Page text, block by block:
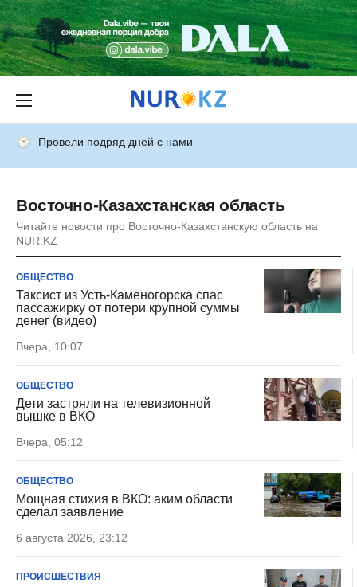
Провели подряд дней с нами
Восточно-Казахстанская область
Читайте новости про Восточно-Казахстанскую область на
NUR.KZ
ОБЩЕСТВО
Таксист из Усть-Каменогорска спас
пассажирку от потери крупной суммы
денег (видео)
Вчера, 10:07
ОБЩЕСТВО
Дети застряли на телевизионной
вышке в ВКО
Вчера, 05:12
ОБЩЕСТВО
Мощная стихия в ВКО: аким области
сделал заявление
6 августа 2026, 23:12
ПРОИСШЕСТВИЯ